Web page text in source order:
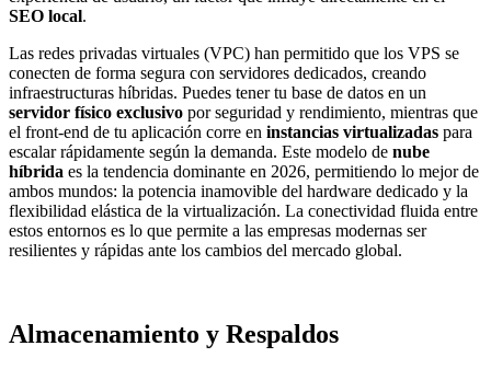
SEO local.
Las redes privadas virtuales (VPC) han permitido que los VPS se
conecten de forma segura con servidores dedicados, creando
infraestructuras híbridas. Puedes tener tu base de datos en un
servidor físico exclusivo por seguridad y rendimiento, mientras que
el front-end de tu aplicación corre en instancias virtualizadas para
escalar rápidamente según la demanda. Este modelo de nube
híbrida es la tendencia dominante en 2026, permitiendo lo mejor de
ambos mundos: la potencia inamovible del hardware dedicado y la
flexibilidad elástica de la virtualización. La conectividad fluida entre
estos entornos es lo que permite a las empresas modernas ser
resilientes y rápidas ante los cambios del mercado global.
Almacenamiento y Respaldos